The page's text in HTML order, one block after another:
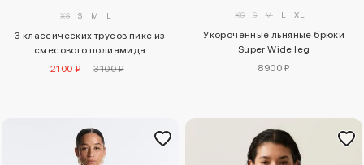
XS S M L
3 классических трусов пике из
смесового полиамида
2100 ₽
3100 ₽
XS S M L XL
Укороченные льняные брюки
Super Wide leg
8900 ₽